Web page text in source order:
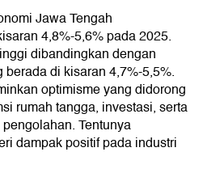
Jawa Tengah
4,8%-5,6% pada 2025.
dibandingkan dengan
di kisaran 4,7%-5,5%.
optimisme yang didorong
rumah tangga, investasi, serta
Tentunya
dampak positif pada industri